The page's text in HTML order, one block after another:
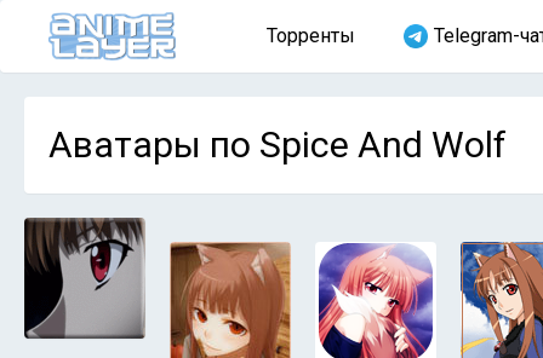
Торренты Telegram-
Аватары по Spice And Wolf